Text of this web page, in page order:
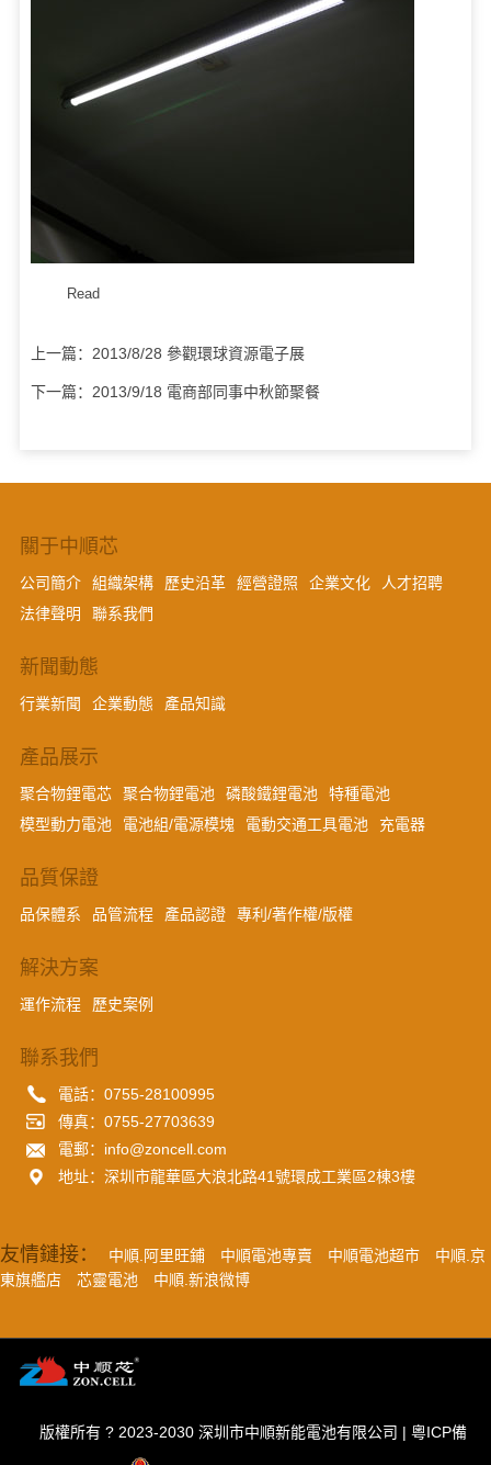
Read
上一篇： 2013/8/28 參觀環球資源電子展
下一篇： 2013/9/18 電商部同事中秋節聚餐
關于中順芯
公司簡介 組織架構 歷史沿革 經營證照 企業文化
人才招聘
法律聲明
聯系我們
新聞動態
行業新聞 企業動態 產品知識
產品展示
聚合物鋰電芯 聚合物鋰電池 磷酸鐵鋰電池
特種電池
模型動力電池
電池組/電源模塊 電動交通工具電池 充電器
品質保證
品保體系 品管流程 產品認證 專利/著作權/版權
解決方案
運作流程 歷史案例
聯系我們
電話：0755-28100995
傳真：0755-27703639
電郵：info@zoncell.com
地址：深圳市龍華區大浪北路41號環成工業區2棟3樓
友情鏈接： 中順.阿里旺鋪 中順電池專賣 中順電池超市
中順.京
東旗艦店
芯靈電池 中順.新浪微博
版權所有 ? 2023-2030 深圳市中順新能電池有限公司 | 粵ICP備